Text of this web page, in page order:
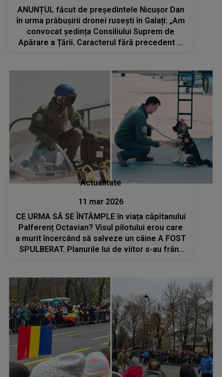
ANUNȚUL făcut de președintele Nicușor Dan
în urma prăbușirii dronei rusești în Galați: „Am
convocat ședința Consiliului Suprem de
Apărare a Țării. Caracterul fără precedent al
Actualitate
11 mar 2026
CE URMA SĂ SE ÎNTÂMPLE în viața căpitanului
Palferenț Octavian? Visul pilotului erou care
a murit încercând să salveze un câine A FOST
SPULBERAT. Planurile lui de viitor s-au frânt